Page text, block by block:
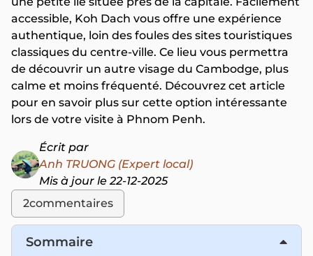
accessible, Koh Dach vous offre une expérience
authentique, loin des foules des sites touristiques
classiques du centre-ville. Ce lieu vous permettra
de découvrir un autre visage du Cambodge, plus
calme et moins fréquenté. Découvrez cet article
pour en savoir plus sur cette option intéressante
lors de votre visite à Phnom Penh.
Écrit par
Anh TRUONG (Expert local)
Mis à jour le 22-12-2025
2commentaires
Sommaire